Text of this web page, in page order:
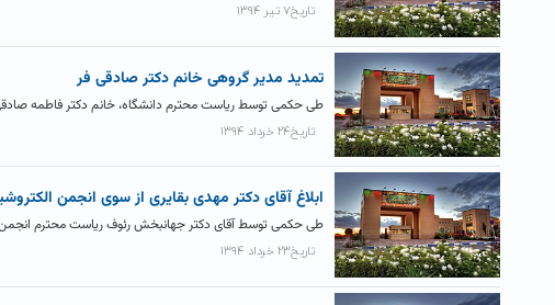
تاریخ۷ تیر ۱۳۹۴
تمدید مدیر گروهی خانم دکتر صادقی فر
طی حکمی توسط ریاست محترم دانشگاه، خانم دکتر فاطمه
تاریخ۲۴ خرداد ۱۳۹۴
ابلاغ آقای دکتر مهدی بقایری از سوی انجمن
طی حکمی توسط آقای دکتر جهانبخش رئوف ریاست محترم انجمن
تاریخ۲۳ خرداد ۱۳۹۴